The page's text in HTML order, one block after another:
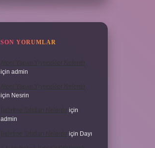
SON YORUMLAR
Alerji Yapan Yiyecekler Nelerdir
için admin
Alerji Yapan Yiyecekler Nelerdir
için Nesrin
Belirtme Sıfatları Nelerdir
için
admin
Belirtme Sıfatları Nelerdir için Dayı